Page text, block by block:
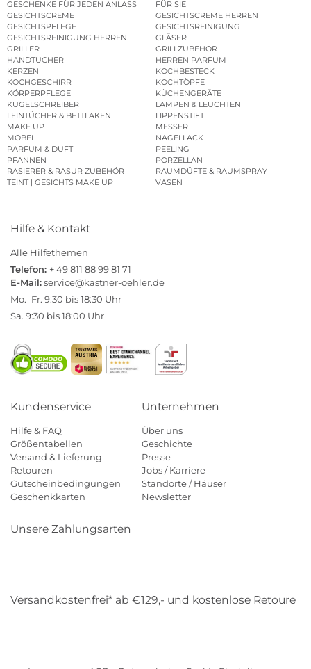
GESCHENKE FÜR JEDEN ANLASS
FÜR SIE
GESICHTSCREME
GESICHTSCREME HERREN
GESICHTSPFLEGE
GESICHTSREINIGUNG
GESICHTSREINIGUNG HERREN
GLÄSER
GRILLER
GRILLZUBEHÖR
HANDTÜCHER
HERREN PARFUM
KERZEN
KOCHBESTECK
KOCHGESCHIRR
KOCHTÖPFE
KÖRPERPFLEGE
KÜCHENGERÄTE
KUGELSCHREIBER
LAMPEN & LEUCHTEN
LEINTÜCHER & BETTLAKEN
LIPPENSTIFT
MAKE UP
MESSER
MÖBEL
NAGELLACK
PARFUM & DUFT
PEELING
PFANNEN
PORZELLAN
RASIERER & RASUR ZUBEHÖR
RAUMDÜFTE & RAUMSPRAY
TEINT | GESICHTS MAKE UP
VASEN
Hilfe & Kontakt
Alle Hilfethemen
Telefon: + 49 811 88 99 81 71
E-Mail:service@kastner-oehler.de
Mo.–Fr. 9:30 bis 18:30 Uhr
Sa. 9:30 bis 18:00 Uhr
Kundenservice
Hilfe & FAQ
Größentabellen
Versand & Lieferung
Retouren
Gutscheinbedingungen
Geschenkkarten
Unternehmen
Über uns
Geschichte
Presse
Jobs / Karriere
Standorte / Häuser
Newsletter
Unsere Zahlungsarten
Versandkostenfrei* ab €129,- und kostenlose Retoure